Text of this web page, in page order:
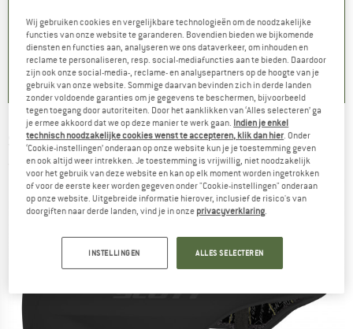
) 5,0(3)
+3
5,0(3)
SCOTT -La Mokka Plus - Fietshelm
(0)
Wij gebruiken cookies en vergelijkbare technologieën om de noodzakelijke
functies van onze website te garanderen. Bovendien bieden we bijkomende
diensten en functies aan, analyseren we ons dataverkeer, om inhouden en
reclame te personaliseren, resp. social-mediafuncties aan te bieden. Daardoor
zijn ook onze social-media-, reclame- en analysepartners op de hoogte van je
gebruik van onze website. Sommige daarvan bevinden zich in derde landen
zonder voldoende garanties om je gegevens te beschermen, bijvoorbeeld
tegen toegang door autoriteiten. Door het aanklikken van ‘Alles selecteren’ ga
je ermee akkoord dat we op deze manier te werk gaan. Indien je enkel
technisch noodzakelijke cookies wenst te accepteren, klik dan hier. Onder
‘Cookie-instellingen’ onderaan op onze website kun je je toestemming geven
en ook altijd weer intrekken. Je toestemming is vrijwillig, niet noodzakelijk
voor het gebruik van deze website en kan op elk moment worden ingetrokken
of voor de eerste keer worden gegeven onder "Cookie-instellingen" onderaan
op onze website. Uitgebreide informatie hierover, inclusief de risico's van
doorgiften naar derde landen, vind je in onze privacyverklaring.
INSTELLINGEN ALLES SELECTEREN